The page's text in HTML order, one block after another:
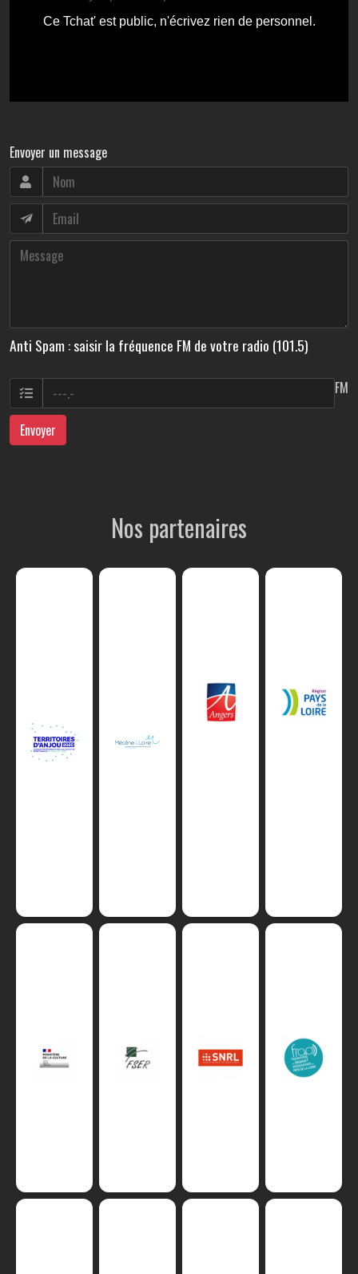
Envoyer un message
Anti Spam : saisir la fréquence FM de votre radio (101.5)
FM
Envoyer
Nos partenaires